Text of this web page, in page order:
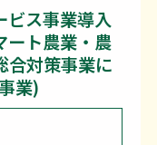
ビス事業導入
ート農業・農
合対策事業に
業)